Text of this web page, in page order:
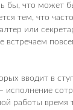
бы, что может
тем, что
или
встречаем
вводит в
исполнение
работы время